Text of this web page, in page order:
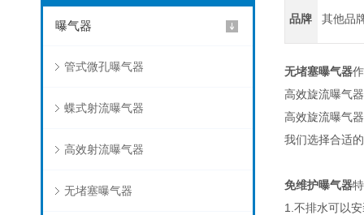
曝气器
管式微孔曝气器
蝶式射流曝气器
高效射流曝气器
无堵塞曝气器
品牌 其他品
无堵塞曝气器
高效旋流曝气
高效旋流曝气
我们选择合适
免维护曝气器
1.不排水可以